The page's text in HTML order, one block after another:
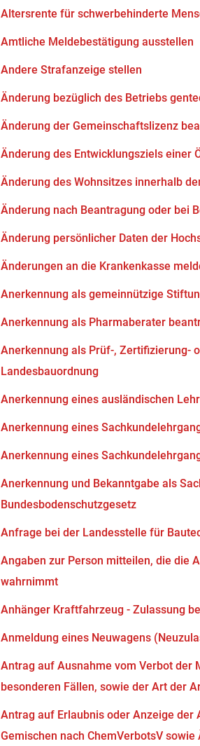
Altersrente für schwerbehinderte
Amtliche Meldebestätigung ausstellen
Andere Strafanzeige stellen
Änderung bezüglich des Betriebs
Änderung der Gemeinschaftslizenz
Änderung des Entwicklungsziels einer
Änderung des Wohnsitzes innerhalb
Änderung nach Beantragung oder bei
Änderung persönlicher Daten der
Änderungen an die Krankenkasse
Anerkennung als gemeinnützige
Anerkennung als Pharmaberater
Anerkennung als Prüf-, Zertifizierung-
Landesbauordnung
Anerkennung eines ausländischen
Anerkennung eines
Anerkennung eines
Anerkennung und Bekanntgabe als
Bundesbodenschutzgesetz
Anfrage bei der Landesstelle für
Angaben zur Person mitteilen, die die
wahrnimmt
Anhänger Kraftfahrzeug - Zulassung
Anmeldung eines Neuwagens
Antrag auf Ausnahme vom Verbot der
besonderen Fällen, sowie der Art der
Antrag auf Erlaubnis oder Anzeige
Gemischen nach ChemVerbotsV